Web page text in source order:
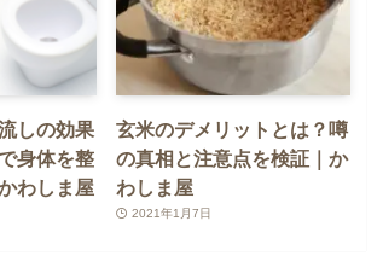
しの効果
身体を整
わしま屋
玄米のデメリットとは？噂
の真相と注意点を検証｜か
わしま屋
2021年1月7日